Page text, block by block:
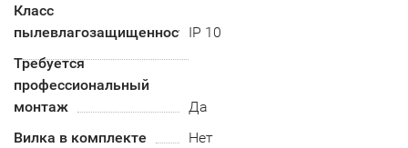
Класс
пылевлагозащищенностиIP 10
Требуется
профессиональный
монтаж
Да
Вилка в комплекте
Нет